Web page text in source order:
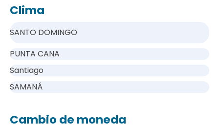
Clima
SANTO DOMINGO
PUNTA CANA
Santiago
SAMANÁ
Cambio de moneda